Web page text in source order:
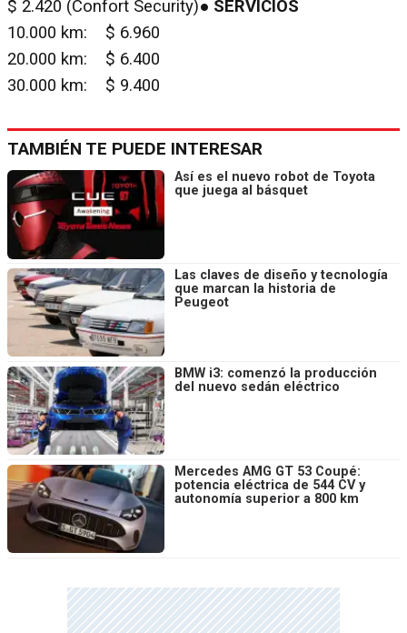
$ 2.420 (Confort Security)● SERVICIOS
10.000 km: $ 6.960
20.000 km: $ 6.400
30.000 km: $ 9.400
TAMBIÉN TE PUEDE INTERESAR
Así es el nuevo robot de Toyota
que juega al básquet
Las claves de diseño y tecnología
que marcan la historia de
Peugeot
BMW i3: comenzó la producción
del nuevo sedán eléctrico
Mercedes AMG GT 53 Coupé:
potencia eléctrica de 544 CV y
autonomía superior a 800 km